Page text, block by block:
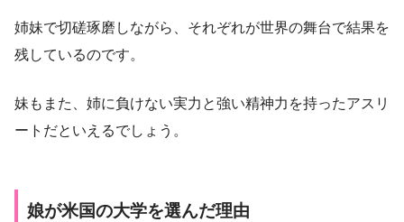
姉妹で切磋琢磨しながら、それぞれが世界の舞台で結果を
残しているのです。
妹もまた、姉に負けない実力と強い精神力を持ったアスリ
ートだといえるでしょう。
娘が米国の大学を選んだ理由